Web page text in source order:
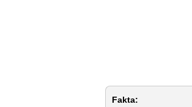
Fakta: